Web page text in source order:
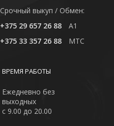
Cрочный выкуп / Обмен:
+375 29 657 26 88
A1
+375 33 357 26 88
MTC
ВРЕМЯ РАБОТЫ
Ежедневно без
выходных
с 9.00 до 20.00